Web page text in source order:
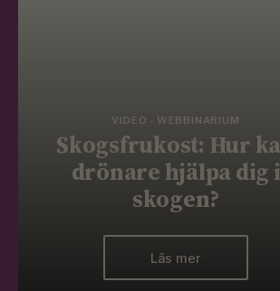
VIDEO - WEBBINARIUM
Skogsfrukost: Hur
drönare hjälpa dig i
skogen?
Läs mer